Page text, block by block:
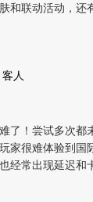
和联动活动，还
架的玩法，玩家
答：需要挂加速
迟大概60-80ms，
须开加速器，不
册账号啊？需要
！直接用QQ或
是用微信登的，
直接下就行。
人
了！尝试多次都
家很难体验到国
经常出现延迟和